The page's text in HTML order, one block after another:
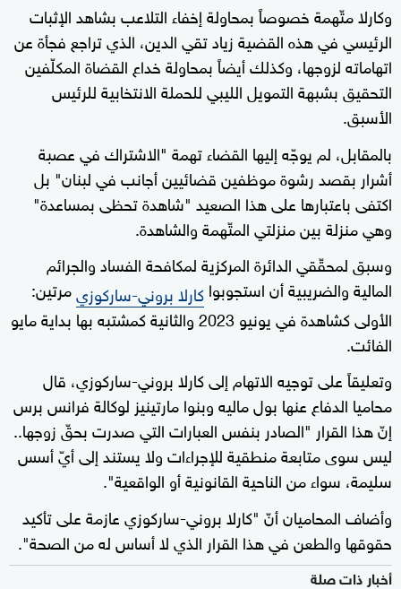
وكارلا متّهمة خصوصاً بمحاولة إخفاء التلاعب بشاهد الإثبات
الرئيسي في هذه القضية زياد تقي الدين، الذي تراجع فجأة عن
اتهاماته لزوجها، وكذلك أيضاً بمحاولة خداع القضاة المكلّفين
التحقيق بشبهة التمويل الليبي للحملة الانتخابية للرئيس
الأسبق.
بالمقابل، لم يوجّه إليها القضاء تهمة "الاشتراك في عصبة
أشرار بقصد رشوة موظفين قضائيين أجانب في لبنان" بل
اكتفى باعتبارها على هذا الصعيد "شاهدة تحظى بمساعدة"
وهي منزلة بين منزلتي المتّهمة والشاهدة.
وسبق لمحقّقي الدائرة المركزية لمكافحة الفساد والجرائم
المالية والضريبية أن استجوبواكارلا بروني-ساركوزيمرتين:
الأولى كشاهدة في يونيو 2023 والثانية كمشتبه بها بداية مايو
الفائت.
وتعليقاً على توجيه الاتهام إلى كارلا بروني-ساركوزي، قال
محاميا الدفاع عنها بول ماليه وبنوا مارتينيز لوكالة فرانس برس
إنّ هذا القرار "الصادر بنفس العبارات التي صدرت بحقّ زوجها..
ليس سوى متابعة منطقية للإجراءات ولا يستند إلى أيّ أسس
سليمة، سواء من الناحية القانونية أو الواقعية".
وأضاف المحاميان أنّ "كارلا بروني-ساركوزي عازمة على تأكيد
حقوقها والطعن في هذا القرار الذي لا أساس له من الصحة".
أخبار ذات صلة